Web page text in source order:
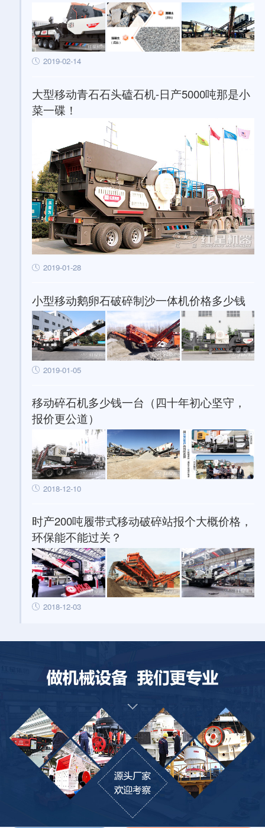
2019-02-14
大型移动青石石头磕石机-日产5000吨那是小
菜一碟！
2019-01-28
小型移动鹅卵石破碎制沙一体机价格多少钱
2019-01-05
移动碎石机多少钱一台（四十年初心坚守，
报价更公道）
2018-12-10
时产200吨履带式移动破碎站报个大概价格，
环保能不能过关？
2018-12-03